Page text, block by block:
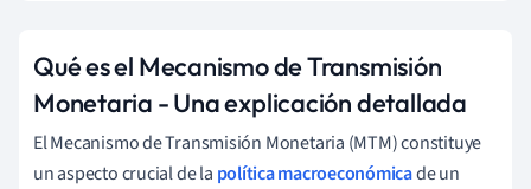
Qué es el Mecanismo de Transmisión
Monetaria - Una explicación detallada
El Mecanismo de Transmisión Monetaria (MTM) constituye
un aspecto crucial de la política macroeconómicade un